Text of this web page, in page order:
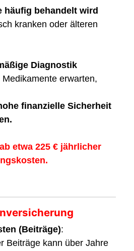
häufig behandelt wird
kranken oder älteren
Diagnostik
erwarten,
finanzielle Sicherheit
etwa 225 € jährlicher
(Beiträge):
Beiträge kann über Jahre